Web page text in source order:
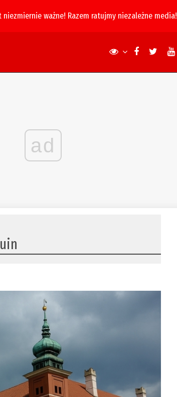
ważne! Razem ratujmy niezależne media!
ad